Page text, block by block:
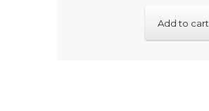
Add to cart